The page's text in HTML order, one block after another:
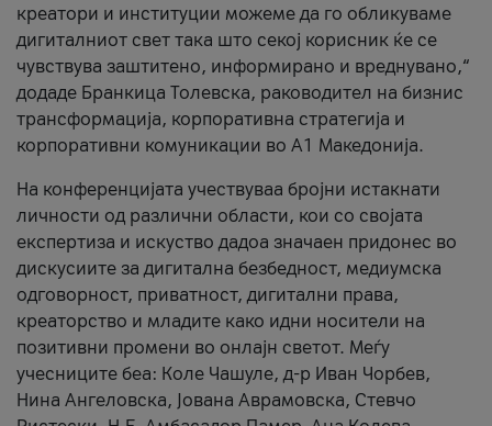
креатори и институции можеме да го обликуваме
дигиталниот свет така што секој корисник ќе се
чувствува заштитено, информирано и вреднувано,“
додаде Бранкица Толевска, раководител на бизнис
трансформација, корпоративна стратегија и
корпоративни комуникации во А1 Македонија.
На конференцијата учествуваа бројни истакнати
личности од различни области, кои со својата
експертиза и искуство дадоа значаен придонес во
дискусиите за дигитална безбедност, медиумска
одговорност, приватност, дигитални права,
креаторство и младите како идни носители на
позитивни промени во онлајн светот. Меѓу
учесниците беа: Коле Чашуле, д-р Иван Чорбев,
Нина Ангеловска, Јована Аврамовска, Стевчо